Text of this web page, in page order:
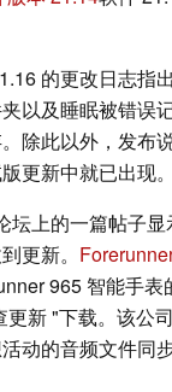
的更改日志指
以及睡眠被错误
除此以外，发布
更新中就已出现
坛上的一篇帖子
更新。
965 智能手
更新 "下载。该公
动的音频文件同步